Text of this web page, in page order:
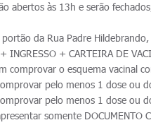
abertos às 13h e serão
portão da Rua Padre
INGRESSO + CARTEIRA DE
comprovar o esquema vacinal
pelo menos 1 dose ou
pelo menos 1 dose ou
somente DOCUMENTO